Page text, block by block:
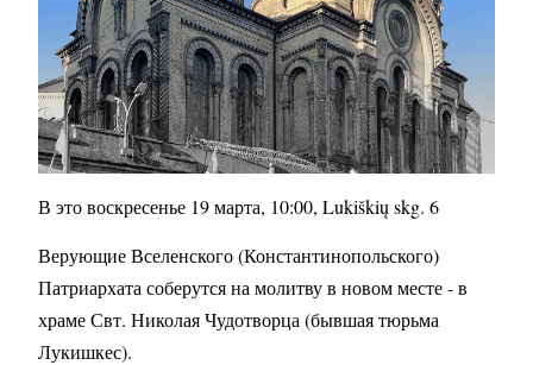
В это воскресенье 19 марта, 10:00, Lukiškių skg. 6
Верующие Вселенского (Константинопольского)
Патриархата соберутся на молитву в новом месте - в
храме Свт. Николая Чудотворца (бывшая тюрьма
Лукишкес).